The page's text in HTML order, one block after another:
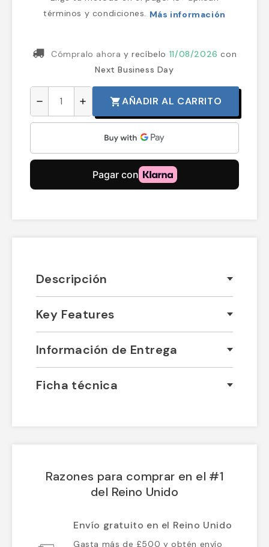
términos y condiciones. Más información
Cómpralo ahoray recíbelo 11/08/2026 con
Next Business Day
remove add shopping_cartAÑADIR AL CARRITO
Descripción
Key Features
Información de Entrega
Ficha técnica
Razones para comprar en el #1
del Reino Unido
Envío gratuito en el Reino Unido
Gasta más de £500 y obtén envío